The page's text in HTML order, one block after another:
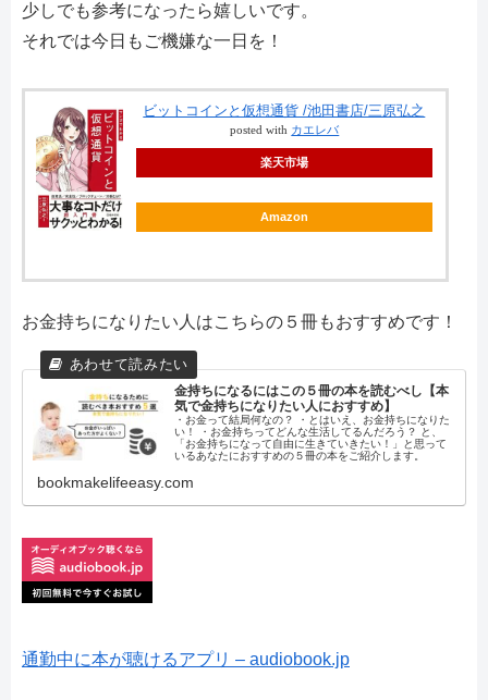
少しでも参考になったら嬉しいです。
それでは今日もご機嫌な一日を！
ビットコインと仮想通貨 /池田書店/三原弘之
posted with カエレバ
楽天市場
Amazon
お金持ちになりたい人はこちらの５冊もおすすめです！
金持ちになるにはこの５冊の本を読むべし【本
気で金持ちになりたい人におすすめ】
・お金って結局何なの？ ・とはいえ、お金持ちになりた
い！ ・お金持ちってどんな生活してるんだろう？ と、
「お金持ちになって自由に生きていきたい！」と思って
いるあなたにおすすめの５冊の本をご紹介します。
bookmakelifeeasy.com
通勤中に本が聴けるアプリ – audiobook.jp